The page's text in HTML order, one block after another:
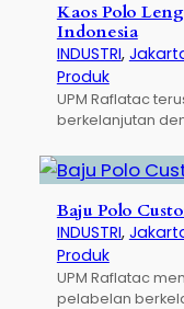
Kaos Polo
Indonesia
INDUSTRI,
Produk
UPM Raflatac
berkelanjutan
Baju Polo
INDUSTRI,
Produk
UPM Raflatac
pelabelan